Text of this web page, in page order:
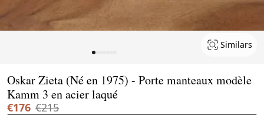
Similars
Oskar Zieta (Né en 1975) - Porte manteaux modèle
Kamm 3 en acier laqué
€176 €215